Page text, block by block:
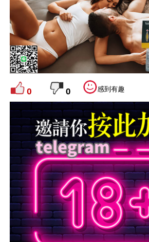
0 0 感到有趣